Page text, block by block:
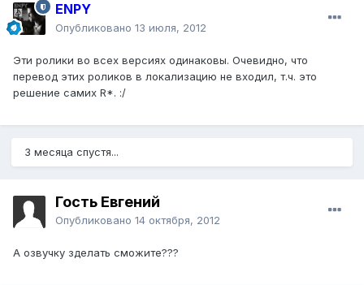
ENPY
Опубликовано 13 июля, 2012
Эти ролики во всех версиях одинаковы. Очевидно, что
перевод этих роликов в локализацию не входил, т.ч. это
решение самих R*. :/
3 месяца спустя...
Гость Евгений
Опубликовано 14 октября, 2012
А озвучку зделать сможите???